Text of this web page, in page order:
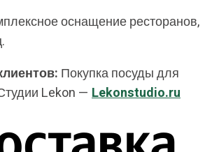
оснащение ресторанов,
Покупка посуды для
Lekon — Lekonstudio.ru